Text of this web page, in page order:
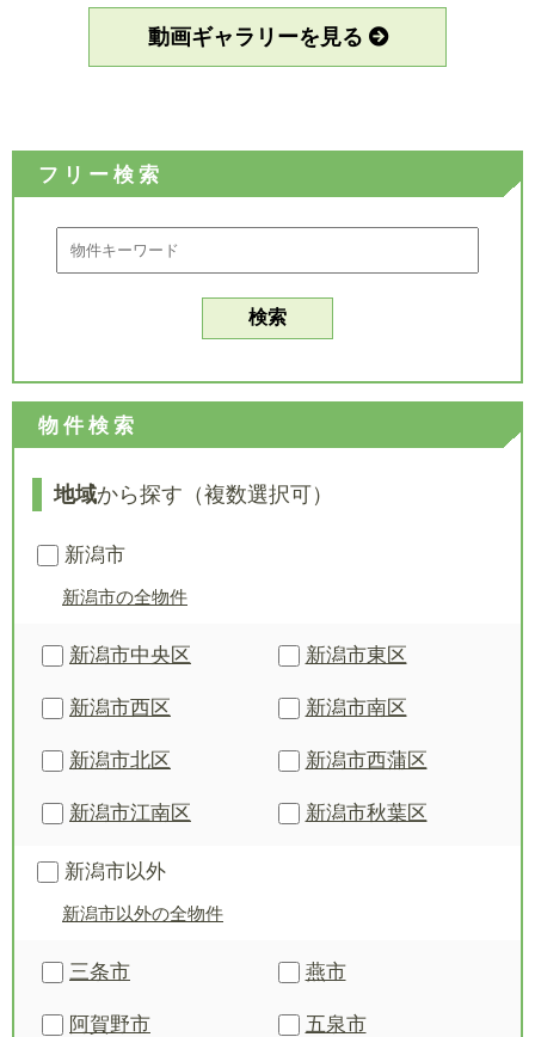
動画ギャラリーを見る
フリー検索
物件検索
地域から探す（複数選択可）
新潟市
新潟市の全物件
新潟市中央区 新潟市東区
新潟市西区 新潟市南区
新潟市北区 新潟市西蒲区
新潟市江南区 新潟市秋葉区
新潟市以外
新潟市以外の全物件
三条市 燕市
阿賀野市 五泉市